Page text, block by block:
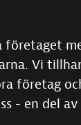
företaget
Vi
företag
- en del